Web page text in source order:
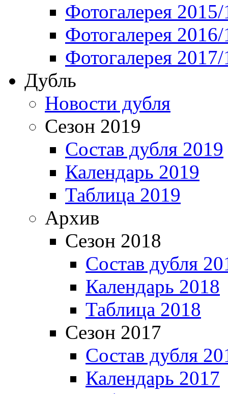
Фотогалерея
Фотогалерея
Фотогалерея
Дубль
Новости дубля
Сезон 2019
Состав дубля 2019
Календарь 2019
Таблица 2019
Архив
Сезон 2018
Состав дубля
Календарь 2018
Таблица 2018
Сезон 2017
Состав дубля
Календарь 2017